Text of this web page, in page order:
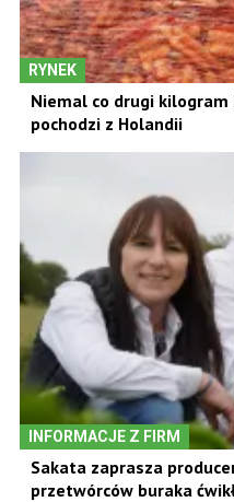
RYNEK
Niemal co drugi
pochodzi z Holandii
INFORMACJE Z FIRM
Sakata zaprasza
przetwórców buraka